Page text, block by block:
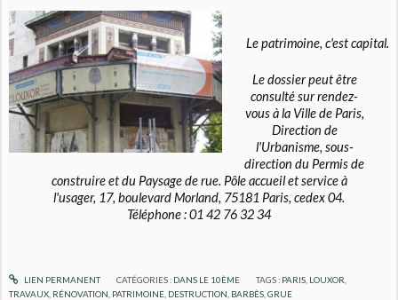
Le patrimoine, c'est capital.
Le dossier peut être
consulté sur rendez-
vous à la Ville de Paris,
Direction de
l'Urbanisme, sous-
direction du Permis de
construire et du Paysage de rue. Pôle accueil et service à
l'usager, 17, boulevard Morland, 75181 Paris, cedex 04.
Téléphone : 01 42 76 32 34
LIEN PERMANENT CATÉGORIES : DANS LE 10ÈME TAGS : PARIS LOUXOR
TRAVAUX RÉNOVATION PATRIMOINE DESTRUCTION BARBÈS ,GRUE